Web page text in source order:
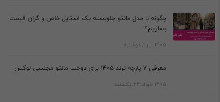
چگونه با مدل مانتو جلوبسته یک استایل خاص و گران قیمت
بسازیم؟
1405 تیر 1, دوشنبه
معرفی 7 پارچه ترند 1405 برای دوخت مانتو مجلسی لوکس
1405 خرداد 24, یکشنبه